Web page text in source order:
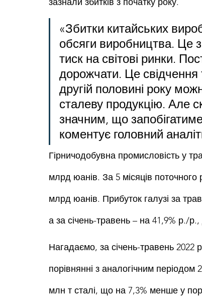
«Збитки китайських
обсяги виробництва. Це
тиск на світові ринки.
дорожчати. Це свідчення
другій половині року
сталеву продукцію. Але
значним, що
коментує головний
Гірничодобувна промисловість у
млрд юанів. За 5 місяців
млрд юанів. Прибуток галузі за
а за січень-травень – на 41,9% р./
Нагадаємо, за січень-травень 2022
порівнянні з аналогічним
млн т сталі, що на 7,3% менше у